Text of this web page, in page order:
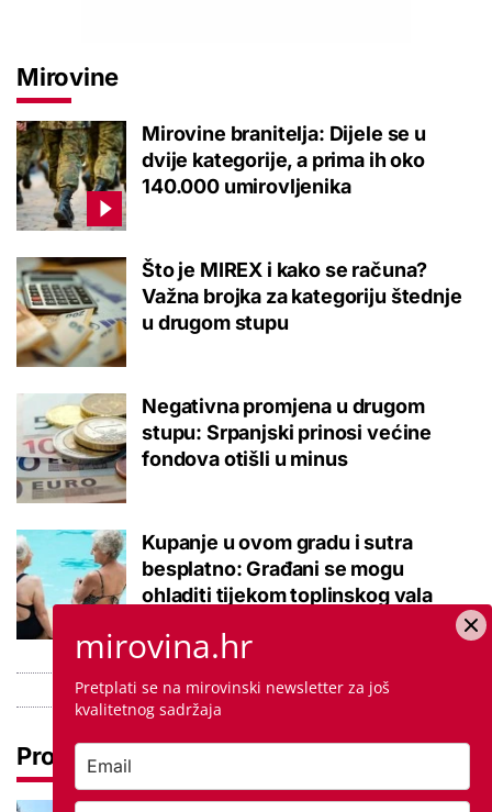
Mirovine
Mirovine branitelja: Dijele se u
dvije kategorije, a prima ih oko
140.000 umirovljenika
Što je MIREX i kako se računa?
Važna brojka za kategoriju štednje
u drugom stupu
Negativna promjena u drugom
stupu: Srpanjski prinosi većine
fondova otišli u minus
Kupanje u ovom gradu i sutra
besplatno: Građani se mogu
ohladiti tijekom toplinskog vala
Pročitaj još
mirovina.hr
Pretplati se na mirovinski newsletter za još
kvalitetnog sadržaja